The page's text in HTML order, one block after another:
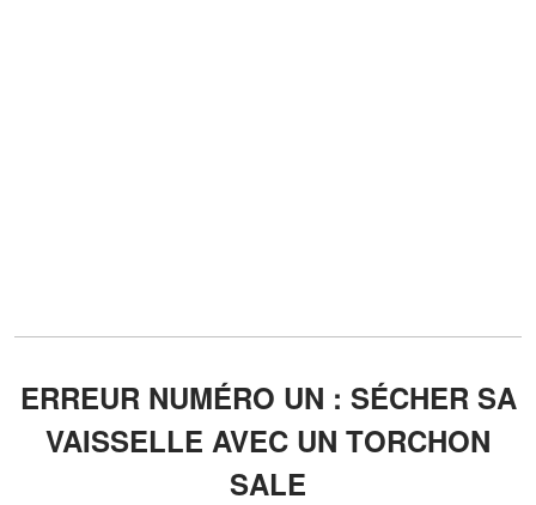
ERREUR NUMÉRO UN : SÉCHER SA
VAISSELLE AVEC UN TORCHON
SALE